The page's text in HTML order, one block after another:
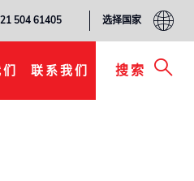
504 61405 选择国家
联系我们 搜索
添加至我的清单